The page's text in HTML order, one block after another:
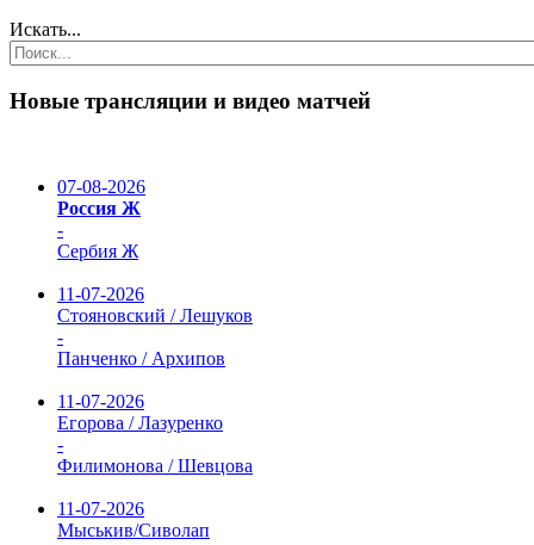
Искать...
Новые трансляции и видео матчей
07-08-2026
Россия Ж
-
Сербия Ж
11-07-2026
Стояновский / Лешуков
-
Панченко / Архипов
11-07-2026
Егорова / Лазуренко
-
Филимонова / Шевцова
11-07-2026
Мыськив/Сиволап